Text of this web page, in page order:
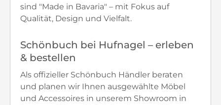
sind "Made in Bavaria" – mit Fokus auf
Qualität, Design und Vielfalt.
Schönbuch bei Hufnagel – erleben
& bestellen
Als offizieller Schönbuch Händler beraten
und planen wir Ihnen ausgewählte Möbel
und Accessoires in unserem Showroom in